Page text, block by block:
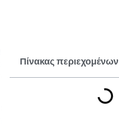
Πίνακας περιεχομένων